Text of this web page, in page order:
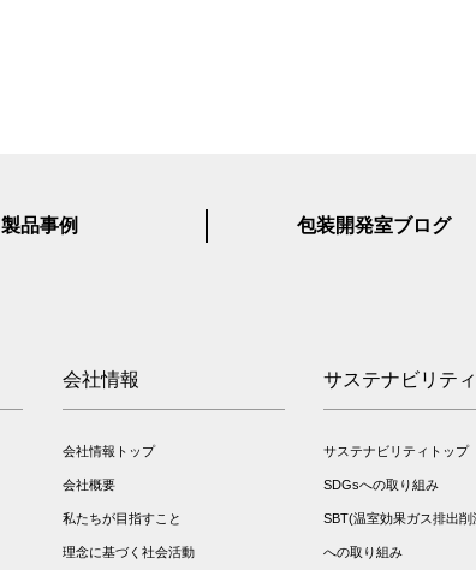
製品事例 包装開発室ブログ
会社情報
会社情報トップ
会社概要
私たちが目指すこと
理念に基づく社会活動
サステナビリティ
サステナビリティトップ
SDGsへの取り組み
SBT(温室効果ガス排出削
への取り組み